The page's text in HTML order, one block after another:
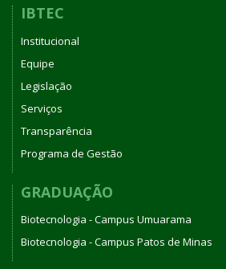
IBTEC
Institucional
Equipe
Legislação
Serviços
Transparência
Programa de Gestão
GRADUAÇÃO
Biotecnologia - Campus Umuarama
Biotecnologia - Campus Patos de Minas